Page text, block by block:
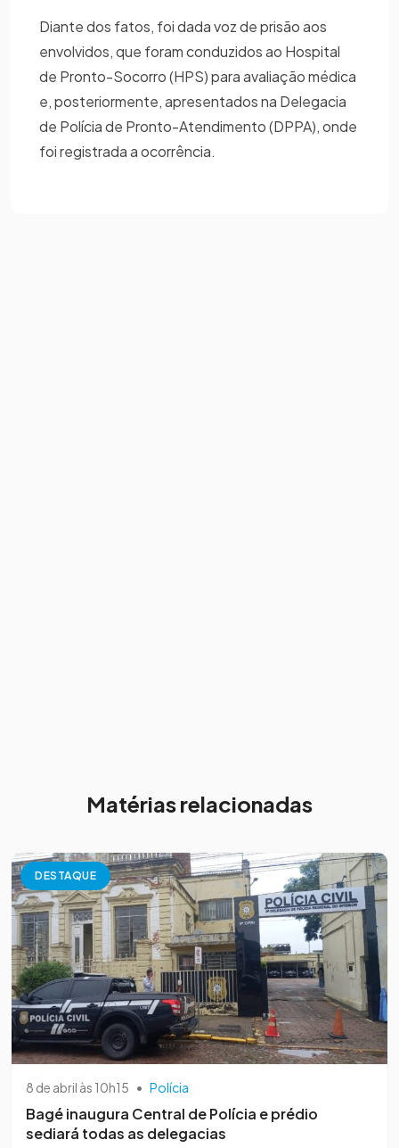
Diante dos fatos, foi dada voz de prisão aos
envolvidos, que foram conduzidos ao Hospital
de Pronto-Socorro (HPS) para avaliação médica
e, posteriormente, apresentados na Delegacia
de Polícia de Pronto-Atendimento (DPPA), onde
foi registrada a ocorrência.
Matérias relacionadas
DESTAQUE
8 de abril às 10h15 • Polícia
Bagé inaugura Central de Polícia e prédio
sediará todas as delegacias